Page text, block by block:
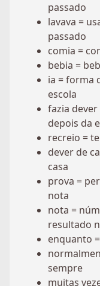
passado
lavava =
passado
comia =
bebia =
ia = forma
escola
fazia dever
depois da
recreio =
dever de
casa
prova =
nota
nota =
resultado
enquanto
sempre
muitas